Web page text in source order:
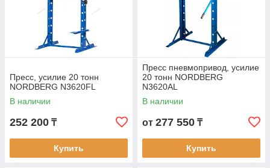
Пресс, усилие 20 тонн
NORDBERG N3620FL
В наличии
252 200 ₸
Купить
Пресс пневмопривод, усилие
20 тонн NORDBERG
N3620AL
В наличии
от 277 550 ₸
Купить